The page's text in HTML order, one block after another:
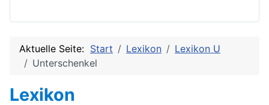
Aktuelle Seite: Start Lexikon
Lexikon U
Unterschenkel
Lexikon